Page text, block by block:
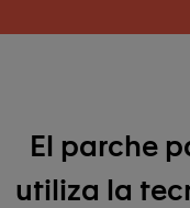
El parche
utiliza la